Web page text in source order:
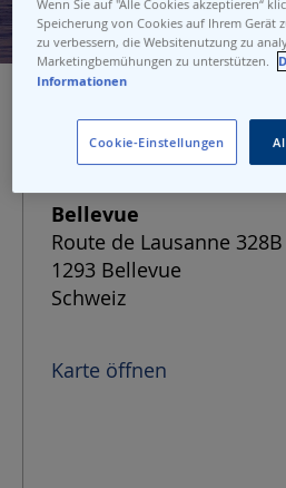
Adresse der
Bellevue
Route de Lausanne 328B
1293 Bellevue
Schweiz
Karte öffnen
Wenn Sie auf "Alle Cookies akzeptieren“
Speicherung von Cookies auf Ihrem Gerät
zu verbessern, die Websitenutzung zu
Marketingbemühungen zu unterstützen.
Informationen
Cookie-Einstellungen